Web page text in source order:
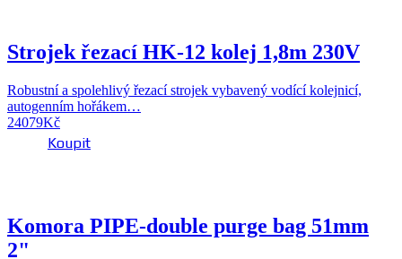
Strojek řezací HK-12 kolej 1,8m 230V
Robustní a spolehlivý řezací strojek vybavený vodící kolejnicí,
autogenním hořákem…
24079Kč
Koupit
Komora PIPE-double purge bag 51mm
2"